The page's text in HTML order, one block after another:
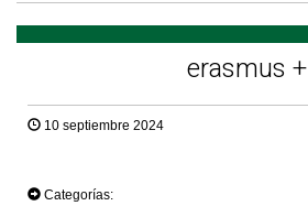
erasmus +
10 septiembre 2024
Categorías: